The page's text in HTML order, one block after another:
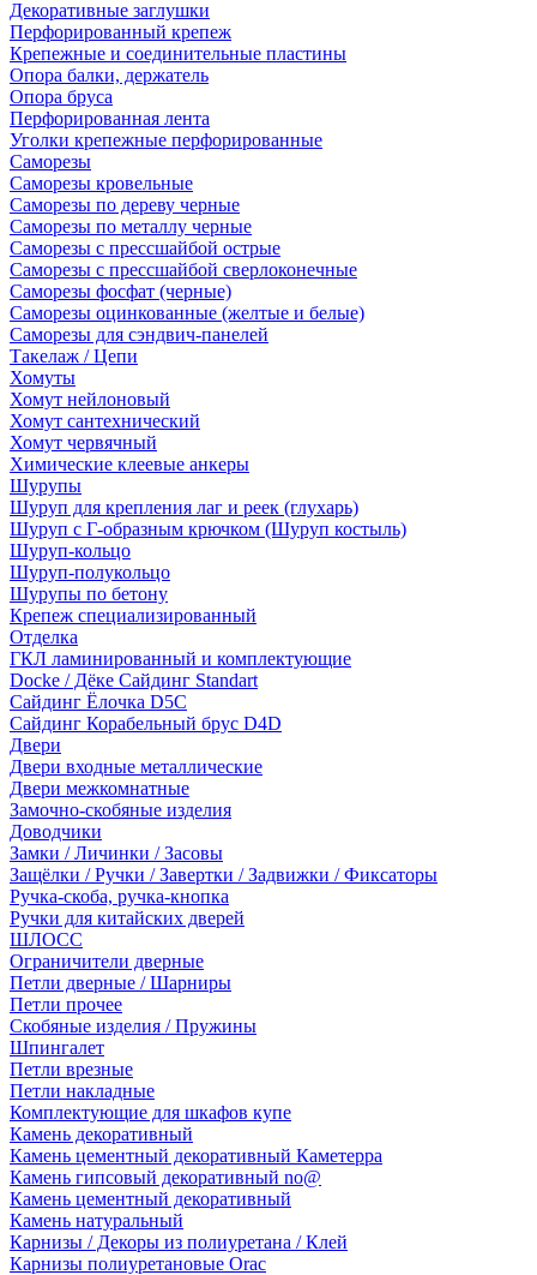
Декоративные заглушки
Перфорированный крепеж
Крепежные и соединительные пластины
Опора балки, держатель
Опора бруса
Перфорированная лента
Уголки крепежные перфорированные
Саморезы
Саморезы кровельные
Саморезы по дереву черные
Саморезы по металлу черные
Саморезы с прессшайбой острые
Саморезы с прессшайбой сверлоконечные
Саморезы фосфат (черные)
Саморезы оцинкованные (желтые и белые)
Саморезы для сэндвич-панелей
Такелаж / Цепи
Хомуты
Хомут нейлоновый
Хомут сантехнический
Хомут червячный
Химические клеевые анкеры
Шурупы
Шуруп для крепления лаг и реек (глухарь)
Шуруп с Г-образным крючком (Шуруп костыль)
Шуруп-кольцо
Шуруп-полукольцо
Шурупы по бетону
Крепеж специализированный
Отделка
ГКЛ ламинированный и комплектующие
Docke / Дёке Сайдинг Standart
Сайдинг Ёлочка D5C
Сайдинг Корабельный брус D4D
Двери
Двери входные металлические
Двери межкомнатные
Замочно-скобяные изделия
Доводчики
Замки / Личинки / Засовы
Защёлки / Ручки / Завертки / Задвижки / Фиксаторы
Ручка-скоба, ручка-кнопка
Ручки для китайских дверей
ШЛОСС
Ограничители дверные
Петли дверные / Шарниры
Петли прочее
Скобяные изделия / Пружины
Шпингалет
Петли врезные
Петли накладные
Комплектующие для шкафов купе
Камень декоративный
Камень цементный декоративный Каметерра
Камень гипсовый декоративный no@
Камень цементный декоративный
Камень натуральный
Карнизы / Декоры из полиуретана / Клей
Карнизы полиуретановые Orac